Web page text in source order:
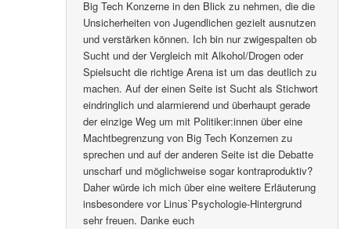
Big Tech Konzerne in den Blick zu nehmen, die die
Unsicherheiten von Jugendlichen gezielt ausnutzen
und verstärken können. Ich bin nur zwigespalten ob
Sucht und der Vergleich mit Alkohol/Drogen oder
Spielsucht die richtige Arena ist um das deutlich zu
machen. Auf der einen Seite ist Sucht als Stichwort
eindringlich und alarmierend und überhaupt gerade
der einzige Weg um mit Politiker:innen über eine
Machtbegrenzung von Big Tech Konzernen zu
sprechen und auf der anderen Seite ist die Debatte
unscharf und möglichweise sogar kontraproduktiv?
Daher würde ich mich über eine weitere Erläuterung
insbesondere vor Linus`Psychologie-Hintergrund
sehr freuen. Danke euch